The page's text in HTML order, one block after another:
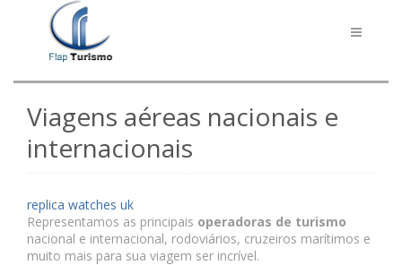
Toggle
Viagens aéreas nacionais e
internacionais
replica watches uk
Representamos as principais operadoras de turismo
nacional e internacional, rodoviários, cruzeiros marítimos e
muito mais para sua viagem ser incrível.